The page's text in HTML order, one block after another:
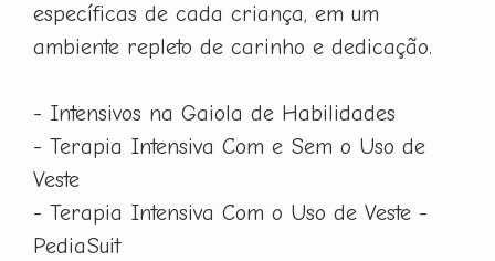
específicas de cada criança, em um
ambiente repleto de carinho e dedicação.
- Intensivos na Gaiola de Habilidades
- Terapia Intensiva Com e Sem o Uso de
Veste
- Terapia Intensiva Com o Uso de Veste -
PediaSuit